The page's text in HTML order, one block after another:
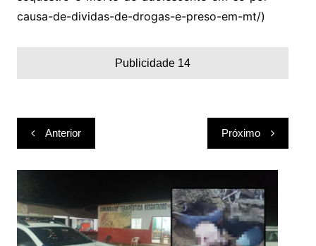
causa-de-dividas-de-drogas-e-preso-em-mt/)
Publicidade 14
Navegação
de
Post
Anterior Próximo